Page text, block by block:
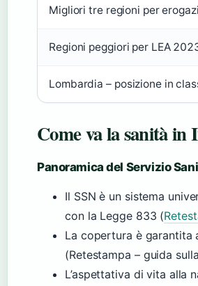
Migliori tre regioni per
Regioni peggiori per LEA
Lombardia – posizione in
Come va la sanità in
Panoramica del Servizio
Il SSN è un sistema
con la Legge 833 (
La copertura è
(Retestampa – guida
L’aspettativa di vita alla